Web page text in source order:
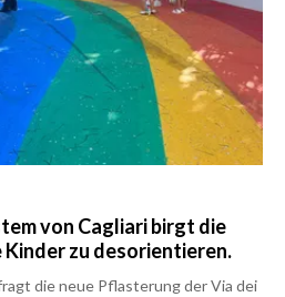
von Cagliari birgt die
zu desorientieren.
die neue Pflasterung der Via dei